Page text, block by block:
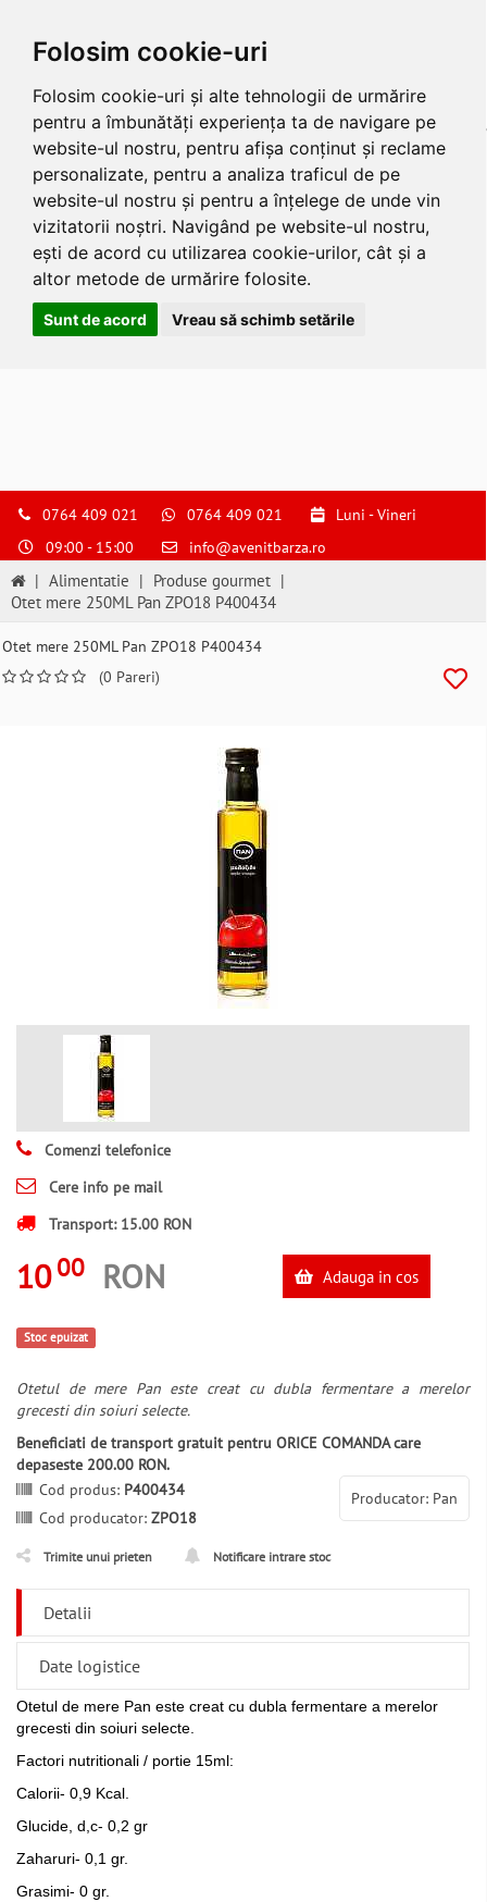
Folosim cookie-uri
Folosim cookie-uri și alte tehnologii de urmărire
pentru a îmbunătăți experiența ta de navigare pe
website-ul nostru, pentru afișa conținut și reclame
personalizate, pentru a analiza traficul de pe
website-ul nostru și pentru a înțelege de unde vin
vizitatorii noștri. Navigând pe website-ul nostru,
ești de acord cu utilizarea cookie-urilor, cât și a
altor metode de urmărire folosite.
Sunt de acord Vreau să schimb setările
S
pentru
suna
si
comanda
0764 409 021 0764 409 021
Luni - Vineri
09:00 - 15:00
info@avenitbarza.ro
| Alimentatie | Produse gourmet |
Otet mere 250ML Pan ZPO18 P400434
Otet mere 250ML Pan ZPO18 P400434
(0 Pareri)
Comenzi telefonice
Cere info pe mail
Transport: 15.00 RON
10 00 RON Adauga in cos
Stoc epuizat
Otetul de mere Pan este creat cu dubla fermentare a merelor
grecesti din soiuri selecte.
Beneficiati de transport gratuit pentru ORICE COMANDA care
depaseste 200.00 RON.
Producator: Pan
Cod produs: P400434
Cod producator: ZPO18
Trimite unui prieten Notificare intrare stoc
Detalii
Date logistice
Otetul de mere Pan este creat cu dubla fermentare a merelor
grecesti din soiuri selecte.
Factori nutritionali / portie 15ml:
Calorii- 0,9 Kcal.
Glucide, d,c- 0,2 gr
Zaharuri- 0,1 gr.
Grasimi- 0 gr.